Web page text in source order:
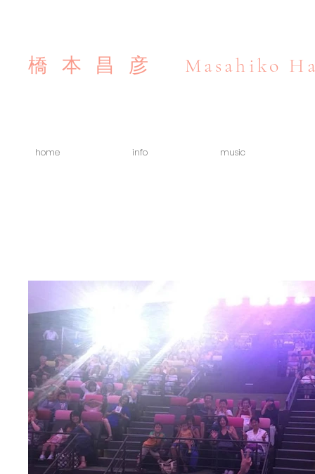
橋本昌彦 Masahiko
home info music